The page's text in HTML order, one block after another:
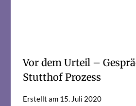
Vor dem Urteil –
Stutthof Prozess
Erstellt am 15. Juli 2020